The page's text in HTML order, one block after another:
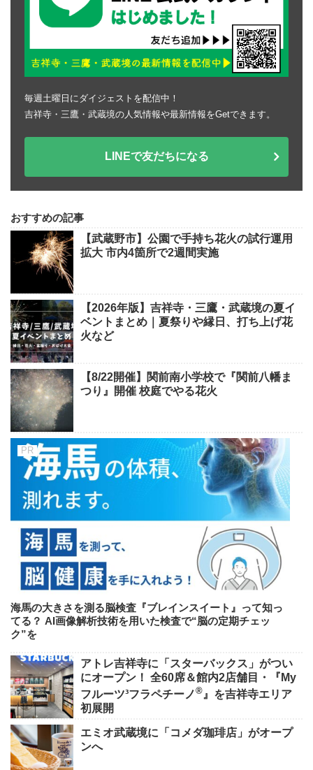
毎週土曜日にダイジェストを配信中！
吉祥寺・三鷹・武蔵境の人気情報や最新情報をGetできます。
LINEで友だちになる
おすすめの記事
【武蔵野市】公園で手持ち花火の試行運用
拡大 市内4箇所で2週間実施
【2026年版】吉祥寺・三鷹・武蔵境の夏イ
ベントまとめ｜夏祭りや縁日、打ち上げ花
火など
【8/22開催】関前南小学校で『関前八幡ま
つり』開催 校庭でやる花火
海馬の大きさを測る脳検査『ブレインスイート』って知っ
てる？ AI画像解析技術を用いた検査で“脳の定期チェッ
ク”を
アトレ吉祥寺に「スターバックス」がつい
にオープン！ 全60席＆館内2店舗目・『My
フルーツ³フラペチーノ® 』を吉祥寺エリア
初展開
エミオ武蔵境に「コメダ珈琲店」がオープ
ンへ